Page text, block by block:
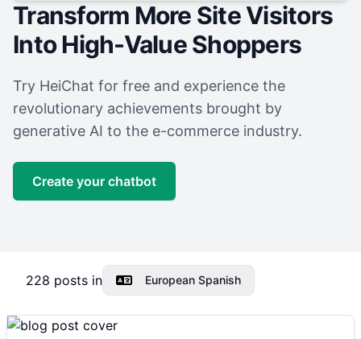
Transform More Site Visitors
Into High-Value Shoppers
Try HeiChat for free and experience the
revolutionary achievements brought by
generative AI to the e-commerce industry.
Create your chatbot
228 posts in European Spanish